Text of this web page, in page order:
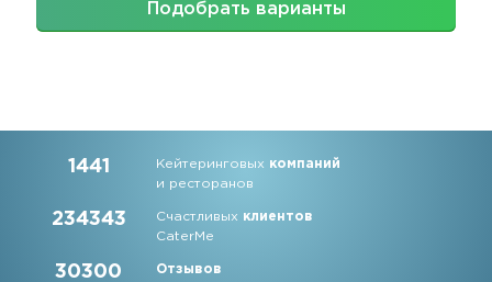
Подобрать варианты
1441 Кейтеринговых компаний
и ресторанов
234343 Счастливых клиентов
CaterMe
30300
Отзывов